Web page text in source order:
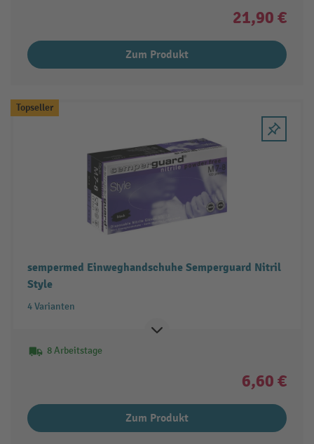
21,90 €
Zum Produkt
Topseller
sempermed Einweghandschuhe Semperguard Nitril
Style
4 Varianten
8 Arbeitstage
6,60 €
Zum Produkt